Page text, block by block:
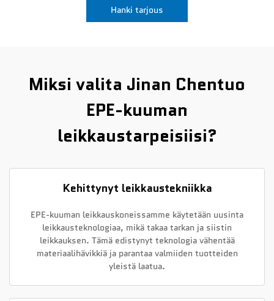
Hanki tarjous
Miksi valita Jinan Chentuo
EPE-kuuman
leikkaustarpeisiisi?
Kehittynyt leikkaustekniikka
EPE-kuuman leikkauskoneissamme käytetään uusinta
leikkausteknologiaa, mikä takaa tarkan ja siistin
leikkauksen. Tämä edistynyt teknologia vähentää
materiaalihävikkiä ja parantaa valmiiden tuotteiden
yleistä laatua.